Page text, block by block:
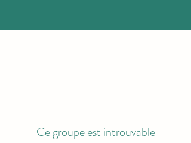
Ce groupe est introuvable